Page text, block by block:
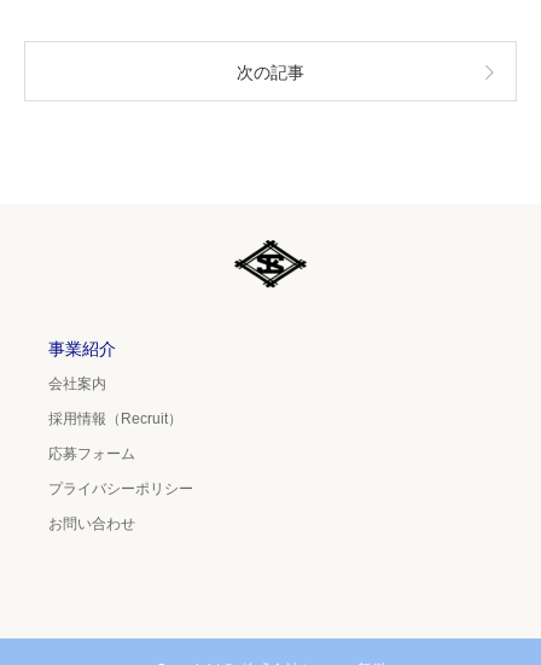
次の記事
事業紹介
会社案内
採用情報（Recruit）
応募フォーム
プライバシーポリシー
お問い合わせ